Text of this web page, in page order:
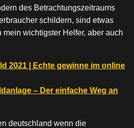
des Betrachtungszeitraums
schildern, sind etwas
mein wichtigster Helfer, aber auch
2021 | Echte gewinne im online
– Der einfache Weg an
deutschland wenn die